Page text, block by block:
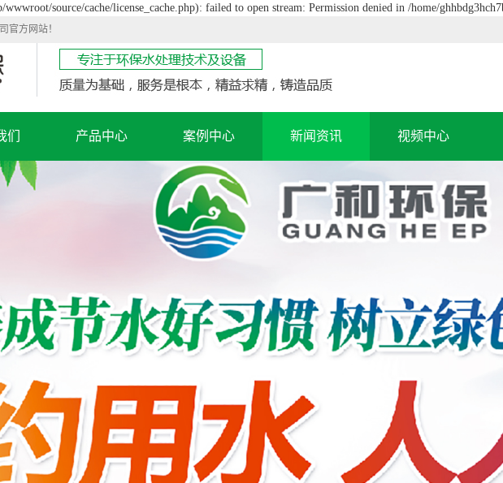
source/cache/license_cache.php): failed to open stream: Permission denied in /home/
官方网站！
们 产品中心 案例中心 新闻资讯 视频中心